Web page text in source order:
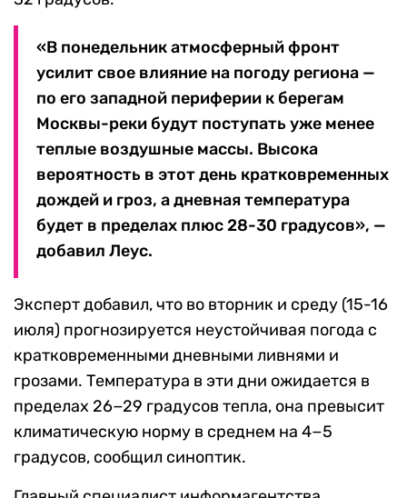
«В понедельник атмосферный фронт
усилит свое влияние на погоду региона —
по его западной периферии к берегам
Москвы-реки будут поступать уже менее
теплые воздушные массы. Высока
вероятность в этот день кратковременных
дождей и гроз, а дневная температура
будет в пределах плюс 28-30 градусов», —
добавил Леус.
Эксперт добавил, что во вторник и среду (15-16
июля) прогнозируется неустойчивая погода с
кратковременными дневными ливнями и
грозами. Температура в эти дни ожидается в
пределах 26−29 градусов тепла, она превысит
климатическую норму в среднем на 4−5
градусов, сообщил синоптик.